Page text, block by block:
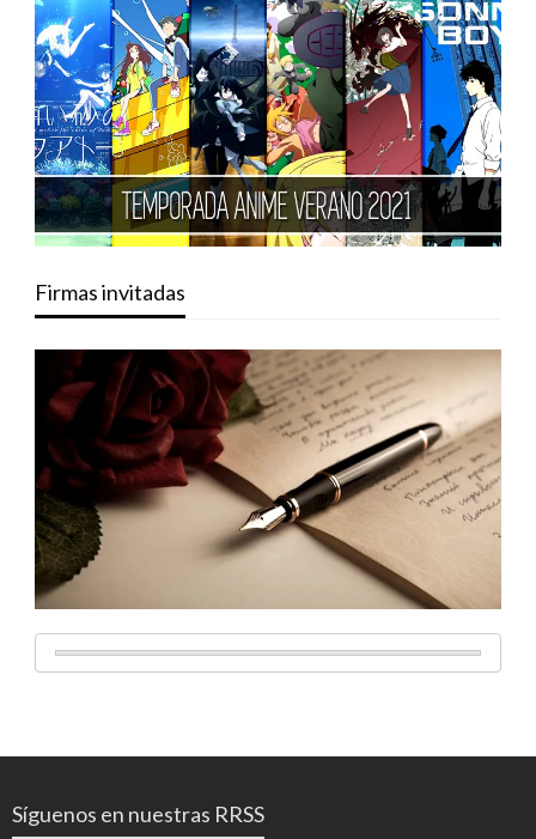
Firmas invitadas
Síguenos en nuestras RRSS